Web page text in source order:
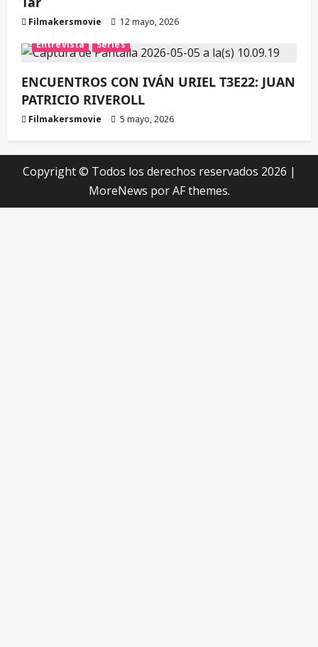
Filmakersmovie
12 mayo, 2026
Entrevista
Series
ENCUENTROS CON IVÁN URIEL T3E22: JUAN
PATRICIO RIVEROLL
Filmakersmovie 5 mayo, 2026
Copyright © Todos los derechos reservados 2026 |
MoreNews por AF themes.